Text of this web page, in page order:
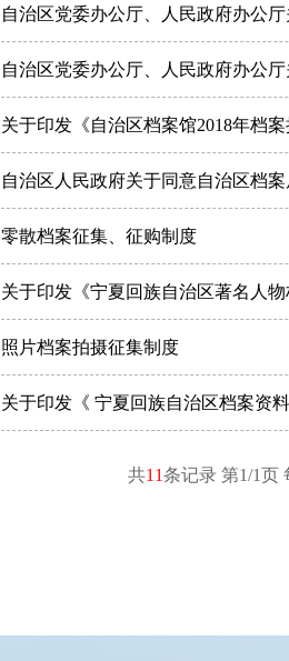
自治区党委办公厅、人民政府办公
自治区党委办公厅、人民政府办公
关于印发《自治区档案馆2018年档
自治区人民政府关于同意自治区档
零散档案征集、征购制度
关于印发《宁夏回族自治区著名人
照片档案拍摄征集制度
关于印发《 宁夏回族自治区档案资
共11条记录 第1/1页